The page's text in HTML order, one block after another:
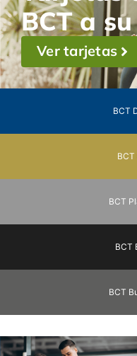
BCT
BCT
BCT
BCT
BCT
BCT a
Ver tarjetas